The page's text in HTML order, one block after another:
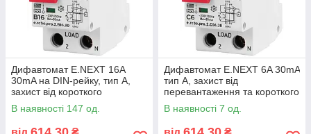
Дифавтомат E.NEXT 16А
30mA на DIN-рейку, тип A,
захист від короткого
замикання
В наявності 147 од.
Дифавтомат E.NEXT 6A 30mA
тип A, захист від
перевантаження та короткого
замикання, на DIN рейку
В наявності 7 од.